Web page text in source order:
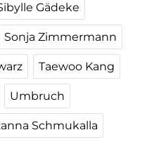
Gädeke
Sonja Zimmermann
Taewoo Kang
Umbruch
Schmukalla